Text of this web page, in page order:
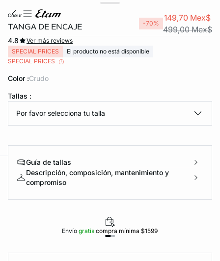
coeur
TANGA DE ENCAJE -70%
149,70 Mex$
499,00 Mex$
4.8
Ver más reviews
SPECIAL PRICES
El producto no está disponible
SPECIAL PRICES
Color : crudo
Tallas :
Por favor selecciona tu talla
Guía de tallas
Descripción, composición, mantenimiento y
compromiso
Envíogratiscompra mínima $1599